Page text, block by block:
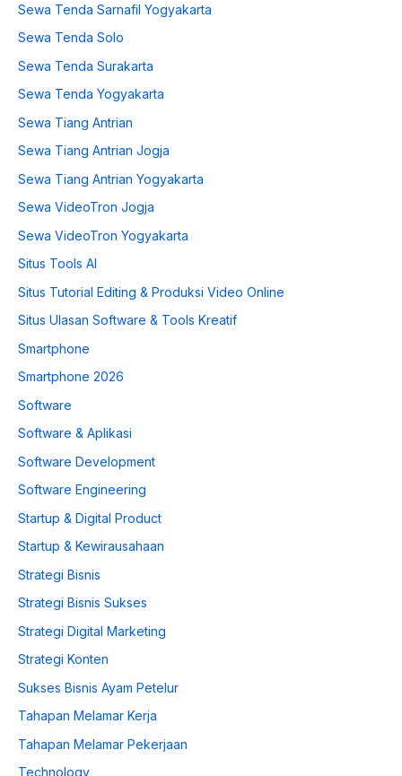
Sewa Tenda Sarnafil Yogyakarta
Sewa Tenda Solo
Sewa Tenda Surakarta
Sewa Tenda Yogyakarta
Sewa Tiang Antrian
Sewa Tiang Antrian Jogja
Sewa Tiang Antrian Yogyakarta
Sewa VideoTron Jogja
Sewa VideoTron Yogyakarta
Situs Tools AI
Situs Tutorial Editing & Produksi Video Online
Situs Ulasan Software & Tools Kreatif
Smartphone
Smartphone 2026
Software
Software & Aplikasi
Software Development
Software Engineering
Startup & Digital Product
Startup & Kewirausahaan
Strategi Bisnis
Strategi Bisnis Sukses
Strategi Digital Marketing
Strategi Konten
Sukses Bisnis Ayam Petelur
Tahapan Melamar Kerja
Tahapan Melamar Pekerjaan
Technology